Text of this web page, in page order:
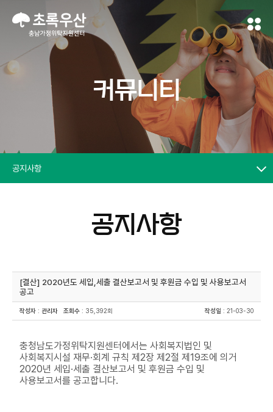
커뮤니티
공지사항
공지사항
[결산] 2020년도 세입,세출 결산보고서 및 후원금 수입 및 사용보고서
공고
작성자 : 관리자 조회수 : 35,392회 작성일 : 21-03-30
충청남도가정위탁지원센터에서는 사회복지법인 및
사회복지시설 재무·회계 규칙 제2장 제2절 제19조에 의거
2020년 세입·세출 결산보고서 및 후원금 수입 및
사용보고서를 공고합니다.